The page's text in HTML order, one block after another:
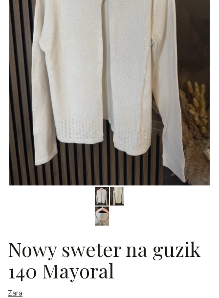
Nowy sweter na guzik
140 Mayoral
Zara